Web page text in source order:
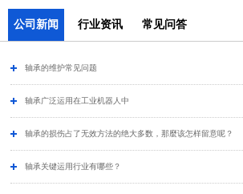
公司新闻 行业资讯 常见问答
轴承的维护常见问题
​轴承广泛运用在工业机器人中
轴承的损伤占了无效方法的绝大多数，那麼该怎样留意呢？
轴承关键运用行业有哪些？